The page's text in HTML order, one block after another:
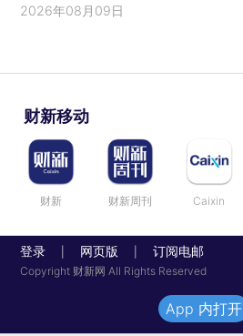
2026年08月09日
财新移动
财新 财新周刊 Caixin
登录 网页版 订阅电邮
Copyright 财新网 All Rights Reserved
App 内打开